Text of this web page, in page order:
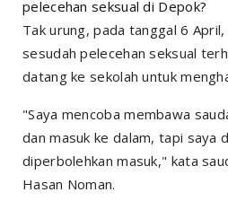
pelecehan seksual di Depok?
Tak urung, pada tanggal 6
sesudah pelecehan seksual
datang ke sekolah untuk
"Saya mencoba membawa
dan masuk ke dalam, tapi saya
diperbolehkan masuk," kata
Hasan Noman.